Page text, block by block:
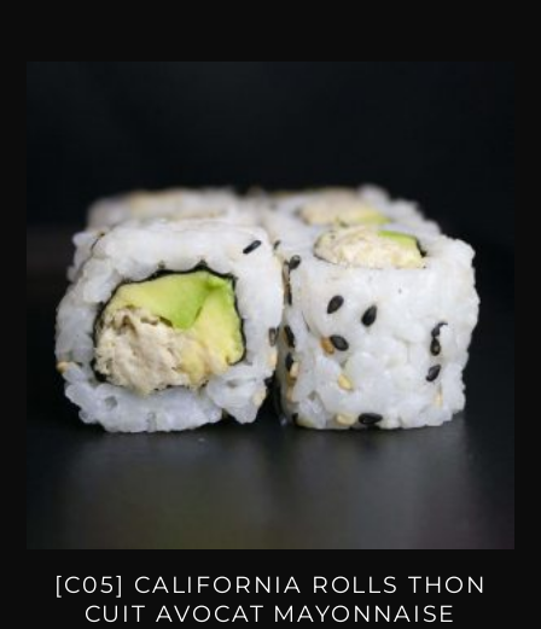
[C05] CALIFORNIA ROLLS THON
CUIT AVOCAT MAYONNAISE